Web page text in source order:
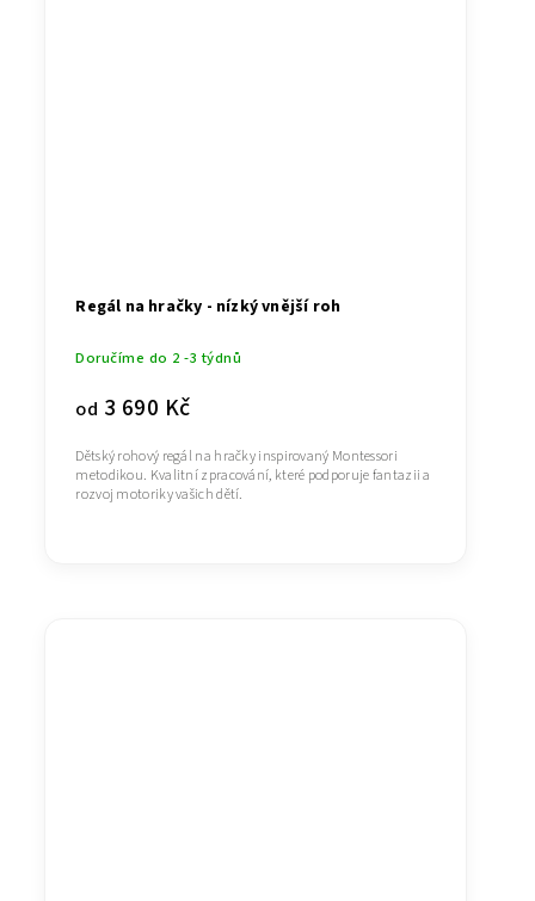
Regál na hračky - nízký vnější roh
Doručíme do 2 -3 týdnů
od 3 690 Kč
Dětský rohový regál na hračky inspirovaný Montessori
metodikou. Kvalitní zpracování, které podporuje fantazii a
rozvoj motoriky vašich dětí.